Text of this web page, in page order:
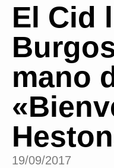
El Cid
mano
19/09/2017